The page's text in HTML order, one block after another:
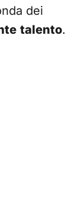
dei
talento.